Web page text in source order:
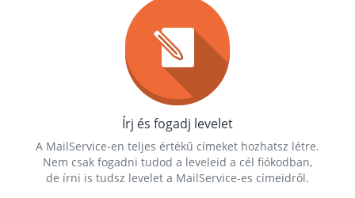
Írj és fogadj levelet
A MailService-en teljes értékű címeket hozhatsz létre.
Nem csak fogadni tudod a leveleid a cél fiókodban,
de írni is tudsz levelet a MailService-es címeidről.